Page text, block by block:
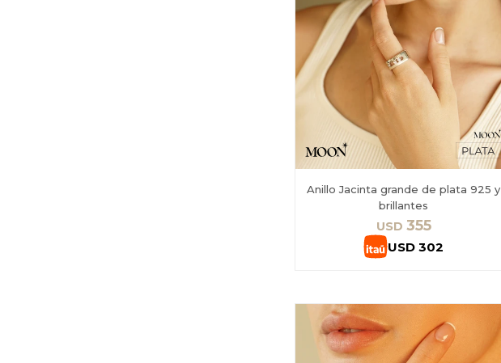
Anillo Jacinta grande de plata 925 y
brillantes
USD 355
USD 302